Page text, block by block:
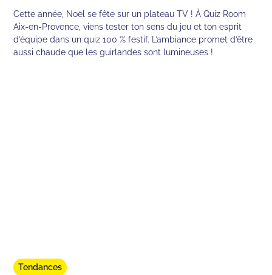
Cette année, Noël se fête sur un plateau TV ! À Quiz Room
Aix-en-Provence, viens tester ton sens du jeu et ton esprit
d’équipe dans un quiz 100 % festif. L’ambiance promet d’être
aussi chaude que les guirlandes sont lumineuses !
Tendances